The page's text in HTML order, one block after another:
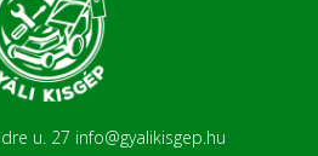
u. 27 info@gyalikisgep.hu